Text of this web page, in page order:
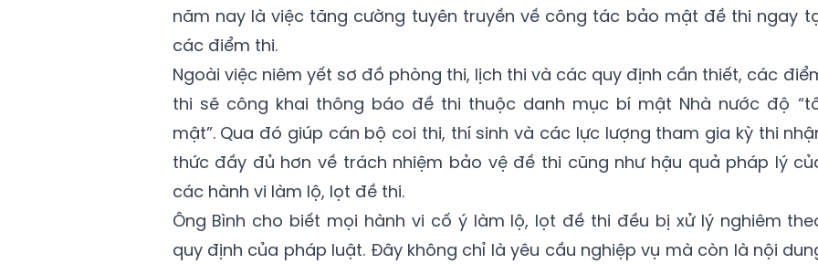
năm nay là việc tăng cường tuyên truyền về công tác bảo mật đề thi ngay
các điểm thi.
Ngoài việc niêm yết sơ đồ phòng thi, lịch thi và các quy định cần thiết, các
thi sẽ công khai thông báo đề thi thuộc danh mục bí mật Nhà nước độ
mật”. Qua đó giúp cán bộ coi thi, thí sinh và các lực lượng tham gia kỳ thi
thức đầy đủ hơn về trách nhiệm bảo vệ đề thi cũng như hậu quả pháp lý
các hành vi làm lộ, lọt đề thi.
Ông Bình cho biết mọi hành vi cố ý làm lộ, lọt đề thi đều bị xử lý nghiêm
quy định của pháp luật. Đây không chỉ là yêu cầu nghiệp vụ mà còn là nội